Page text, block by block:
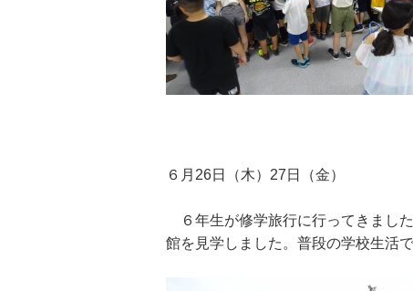
６月26日（木）27日（金）
６年生が修学旅行に行ってきまし
館を見学しました。普段の学校生活